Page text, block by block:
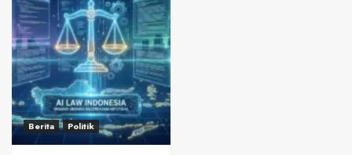
Berita Politik